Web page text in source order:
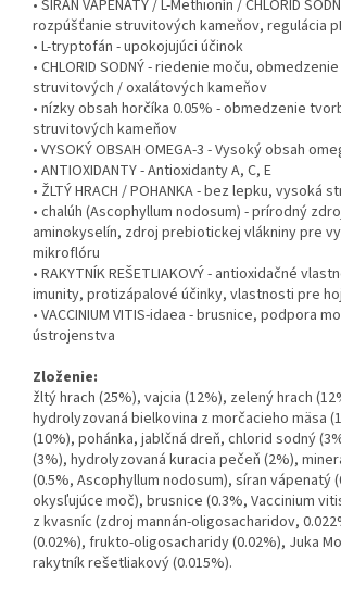
• SÍRAN VÁPENATÝ / L-Methionín / CHLORID
rozpúšťanie struvitových kameňov, regulácia
• L-tryptofán - upokojujúci účinok
• CHLORID SODNÝ - riedenie moču,
struvitových / oxalátových kameňov
• nízky obsah horčíka 0.05% - obmedzenie
struvitových kameňov
• VYSOKÝ OBSAH OMEGA-3 - Vysoký obsah
• ANTIOXIDANTY - Antioxidanty A, C, E
• ŽLTÝ HRACH / POHANKA - bez lepku, vysoká
• chalúh (Ascophyllum nodosum) - prírodný
aminokyselín, zdroj prebiotickej vlákniny pre
mikroflóru
• RAKYTNÍK REŠETLIAKOVÝ - antioxidačné
imunity, protizápalové účinky, vlastnosti pre
• VACCINIUM VITIS-idaea - brusnice, podpora
ústrojenstva
Zloženie:
žltý hrach (25%), vajcia (12%), zelený hrach
hydrolyzovaná bielkovina z morčacieho mäsa
(10%), pohánka, jablčná dreň, chlorid sodný
(3%), hydrolyzovaná kuracia pečeň (2%),
(0.5%, Ascophyllum nodosum), síran vápenatý
okysľujúce moč), brusnice (0.3%, Vaccinium
z kvasníc (zdroj mannán-oligosacharidov,
(0.02%), frukto-oligosacharidy (0.02%), Juka
rakytník rešetliakový (0.015%).